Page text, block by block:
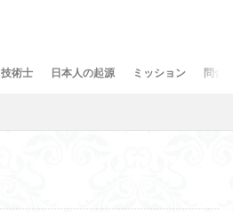
技術士 日本人の起源 ミッション 問合